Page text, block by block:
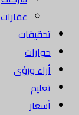
عقارات
تحقيقات
حوارات
أراء ورؤى
تعليم
أسعار